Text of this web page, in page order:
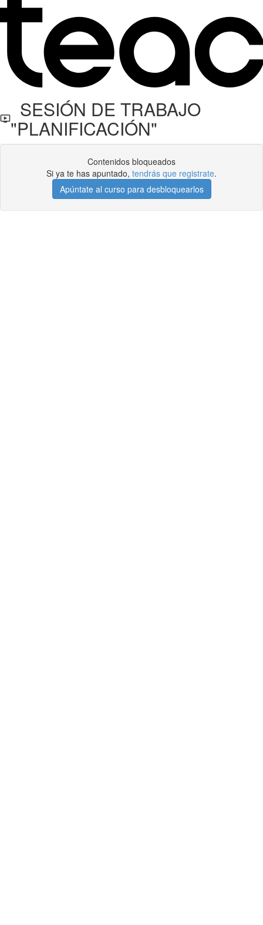
SESIÓN DE TRABAJO
"PLANIFICACIÓN"
Contenidos bloqueados
Si ya te has apuntado, tendrás que registrate.
Apúntate al curso para desbloquearlos